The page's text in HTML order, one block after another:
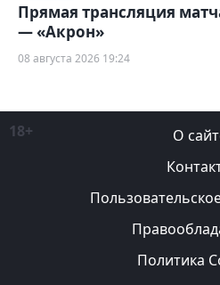
Прямая трансляция
— «Акрон»
08 августа 2026 19:24
18+
О
Политика